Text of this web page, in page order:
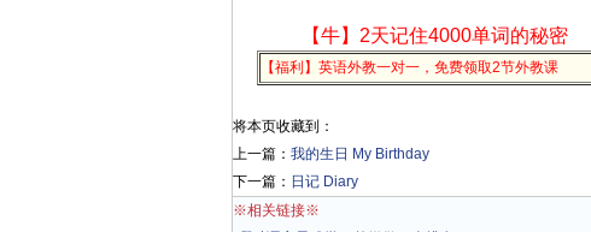
【牛】2天记住4000单词的秘密
【福利】英语外教一对一，免费领取2节外教课
将本页收藏到：
上一篇： 我的生日 My Birthday
下一篇： 日记 Diary
※相关链接※